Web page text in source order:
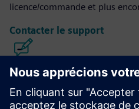
licence/commande et plus
Contacter le support
Calibre IC Design
La suite d'outils Calibre offre